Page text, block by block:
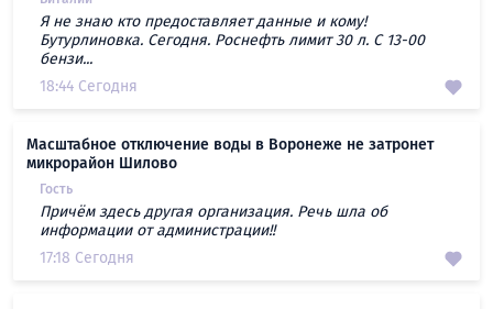
Я не знаю кто предоставляет данные и кому!
Бутурлиновка. Сегодня. Роснефть лимит 30 л. С 13-00
бензи...
18:44 Сегодня
Масштабное отключение воды в Воронеже не затронет
микрорайон Шилово
Гость
Причём здесь другая организация. Речь шла об
информации от администрации!!
17:18 Сегодня